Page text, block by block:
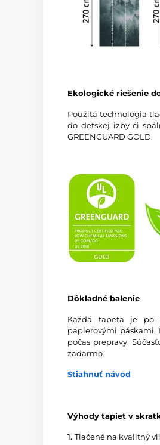
Ekologické riešenie
Použitá technológia
do detskej izby či
GREENGUARD GOLD.
Dôkladné balenie
Každá tapeta je po
papierovými páskami.
počas prepravy.
zadarmo.
Stiahnuť návod
Výhody tapiet v
1. Tlačené na kvalitný